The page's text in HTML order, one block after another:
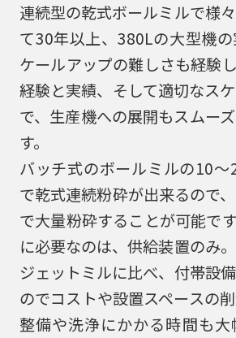
処理実績
技術情報
受託加工
メンテナンス
実機テストのご案内
新着情報
カタログダウンロード
アクセス
お問い合わせ
連続型の乾式ボールミルで様
て30年以上、380Lの大型機
ケールアップの難しさも経験
経験と実績、そして適切なス
で、生産機への展開もスムー
す。
バッチ式のボールミルの10
で乾式連続粉砕が出来るので
で大量粉砕することが可能で
に必要なのは、供給装置のみ
ジェットミルに比べ、付帯設
のでコストや設置スペースの削
整備や洗浄にかかる時間も